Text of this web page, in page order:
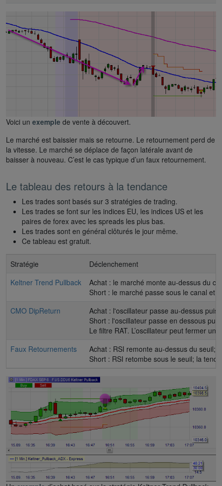
Voici un exemple de vente à découvert.
Le marché est baissier mais se retourne. Le retournement perd de
la vitesse. Le marché se déplace de façon latérale avant de
baisser à nouveau. C’est le cas typique d’un faux retournement.
Le tableau des retours à la tendance
Les trades sont basés sur 3 stratégies de trading.
Les trades se font sur les indices EU, les indices US et les
paires de forex avec les spreads les plus bas.
Les trades sont en général clôturés le jour même.
Ce tableau est gratuit.
Stratégie
Déclenchement
Keltner Trend Pullback
Achat : le marché monte au-dessus du
Short : le marché passe sous le canal et
CMO DipReturn
Achat : l'oscillateur passe au-dessus puis
Short : l'oscillateur passe en dessous
Le filtre RAT. L’oscillateur peut fermer
Faux Retournements
Achat : RSI remonte au-dessus du seuil;
Short : RSI retombe sous le seuil; la